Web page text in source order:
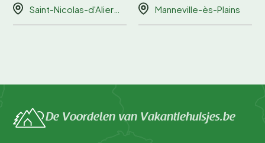
Saint-Nicolas-d'Aliermont Manneville-ès-Plains
De Voordelen van Vakantiehuisjes.be